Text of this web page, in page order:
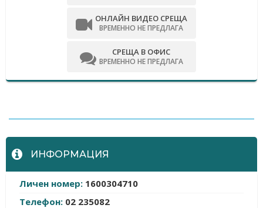
ОНЛАЙН ВИДЕО СРЕЩА
ВРЕМЕННО НЕ ПРЕДЛАГА
СРЕЩА В ОФИС
ВРЕМЕННО НЕ ПРЕДЛАГА
ИНФОРМАЦИЯ
Личен номер: 1600304710
Телефон: 02 235082